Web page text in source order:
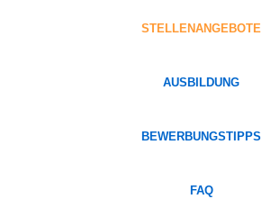
STELLENANGEBOTE
AUSBILDUNG
BEWERBUNGSTIPPS
FAQ